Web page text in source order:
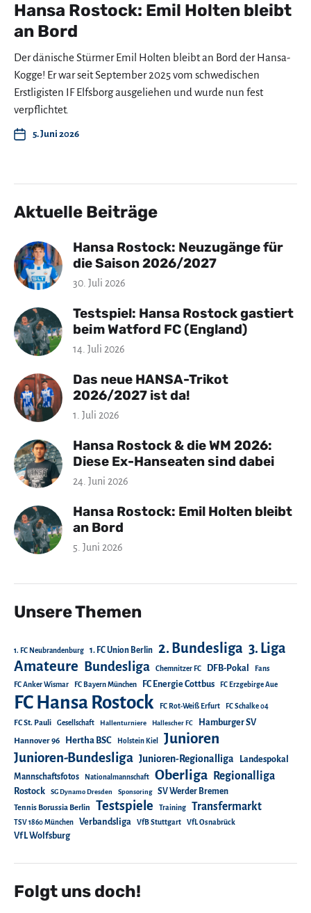
Hansa Rostock: Emil Holten bleibt
an Bord
Der dänische Stürmer Emil Holten bleibt an Bord der Hansa-
Kogge! Er war seit September 2025 vom schwedischen
Erstligisten IF Elfsborg ausgeliehen und wurde nun fest
verpflichtet.
5. Juni 2026
Aktuelle Beiträge
Hansa Rostock: Neuzugänge für
die Saison 2026/2027
30. Juli 2026
Testspiel: Hansa Rostock gastiert
beim Watford FC (England)
14. Juli 2026
Das neue HANSA-Trikot
2026/2027 ist da!
1. Juli 2026
Hansa Rostock & die WM 2026:
Diese Ex-Hanseaten sind dabei
24. Juni 2026
Hansa Rostock: Emil Holten bleibt
an Bord
5. Juni 2026
Unsere Themen
1. FC Neubrandenburg 1. FC Union Berlin 2. Bundesliga 3. Liga
Amateure Bundesliga Chemnitzer FC DFB-Pokal Fans
FC Anker Wismar FC Bayern München FC Energie Cottbus FC Erzgebirge Aue
FC Hansa Rostock FC Rot-Weiß Erfurt FC Schalke 04
FC St. Pauli Gesellschaft Hallenturniere Hallescher FC Hamburger SV
Hannover 96 Hertha BSC Holstein Kiel Junioren
Junioren-Bundesliga Junioren-Regionalliga
Landespokal
Mannschaftsfotos
Nationalmannschaft Oberliga Regionalliga
Rostock SG Dynamo Dresden Sponsoring SV Werder Bremen
Tennis Borussia Berlin Testspiele Training Transfermarkt
TSV 1860 München Verbandsliga VfB Stuttgart VfL Osnabrück
VfL Wolfsburg
Folgt uns doch!